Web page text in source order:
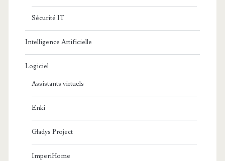
Sécurité IT
Intelligence Artificielle
Logiciel
Assistants virtuels
Enki
Gladys Project
ImperiHome